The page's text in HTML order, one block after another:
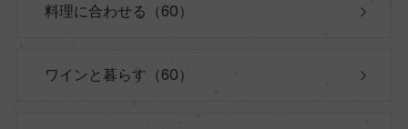
料理に合わせる（60）
ワインと暮らす（60）